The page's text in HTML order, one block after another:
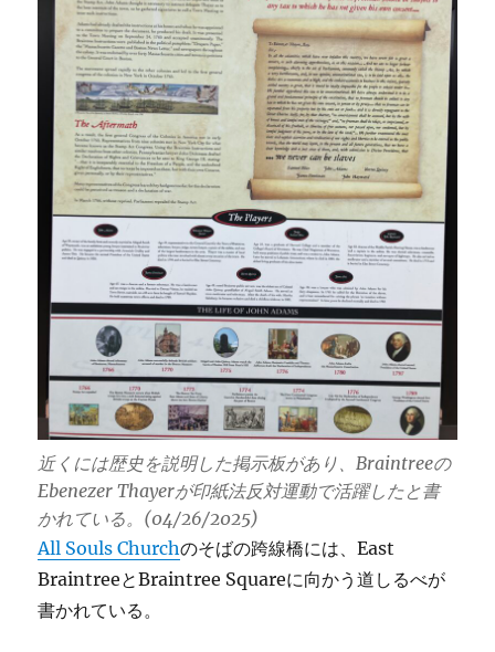
近くには歴史を説明した掲示板があり、Braintreeの
Ebenezer Thayerが印紙法反対運動で活躍したと書
かれている。(04/26/2025)
All Souls Churchのそばの跨線橋には、East
BraintreeとBraintree Squareに向かう道しるべが
書かれている。